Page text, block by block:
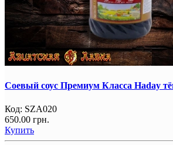
Соевый соус Премиум Класса Haday
Код: SZA020
650.00 грн.
Купить